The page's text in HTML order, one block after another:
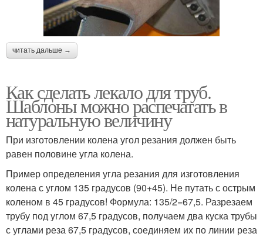
читать дальше →
Как сделать лекало для труб.
Шаблоны можно распечатать в
натуральную величину
При изготовлении колена угол резания должен быть
равен половине угла колена.
Пример определения угла резания для изготовления
колена с углом 135 градусов (90+45). Не путать с острым
коленом в 45 градусов! Формула: 135/2=67,5. Разрезаем
трубу под углом 67,5 градусов, получаем два куска трубы
с углами реза 67,5 градусов, соединяем их по линии реза